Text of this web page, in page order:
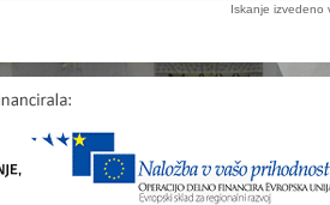
Iskanje izvedeno